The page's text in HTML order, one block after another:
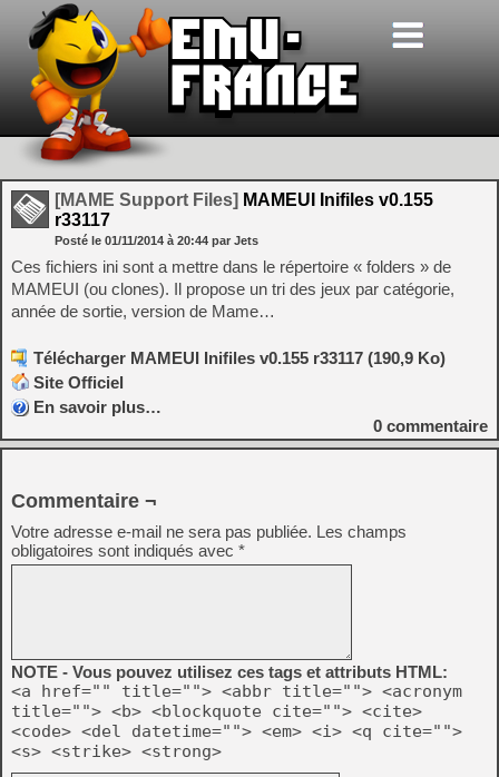
[MAME Support Files] MAMEUI Inifiles v0.155
r33117
Posté le 01/11/2014 à 20:44 par Jets
Ces fichiers ini sont a mettre dans le répertoire « folders » de
MAMEUI (ou clones). Il propose un tri des jeux par catégorie,
année de sortie, version de Mame…
Télécharger MAMEUI Inifiles v0.155 r33117 (190,9 Ko)
Site Officiel
En savoir plus…
0 commentaire
Commentaire ¬
Votre adresse e-mail ne sera pas publiée. Les champs
obligatoires sont indiqués avec *
NOTE - Vous pouvez utilisez ces tags et attributs HTML:
<a href="" title=""> <abbr title=""> <acronym
title=""> <b> <blockquote cite=""> <cite>
<code> <del datetime=""> <em> <i> <q cite="">
<s> <strike> <strong>